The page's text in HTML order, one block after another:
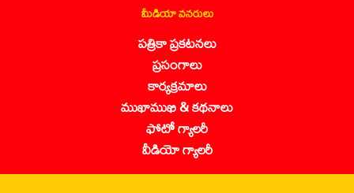
మీడియా వనరులు
పత్రికా ప్రకటనలు
ప్రసంగాలు
కార్యక్రమాలు
ముఖాముఖి & కథనాలు
ఫోటో గ్యాలరీ
వీడియో గ్యాలరీ